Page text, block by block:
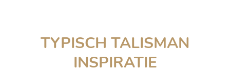
TYPISCH TALISMAN
INSPIRATIE